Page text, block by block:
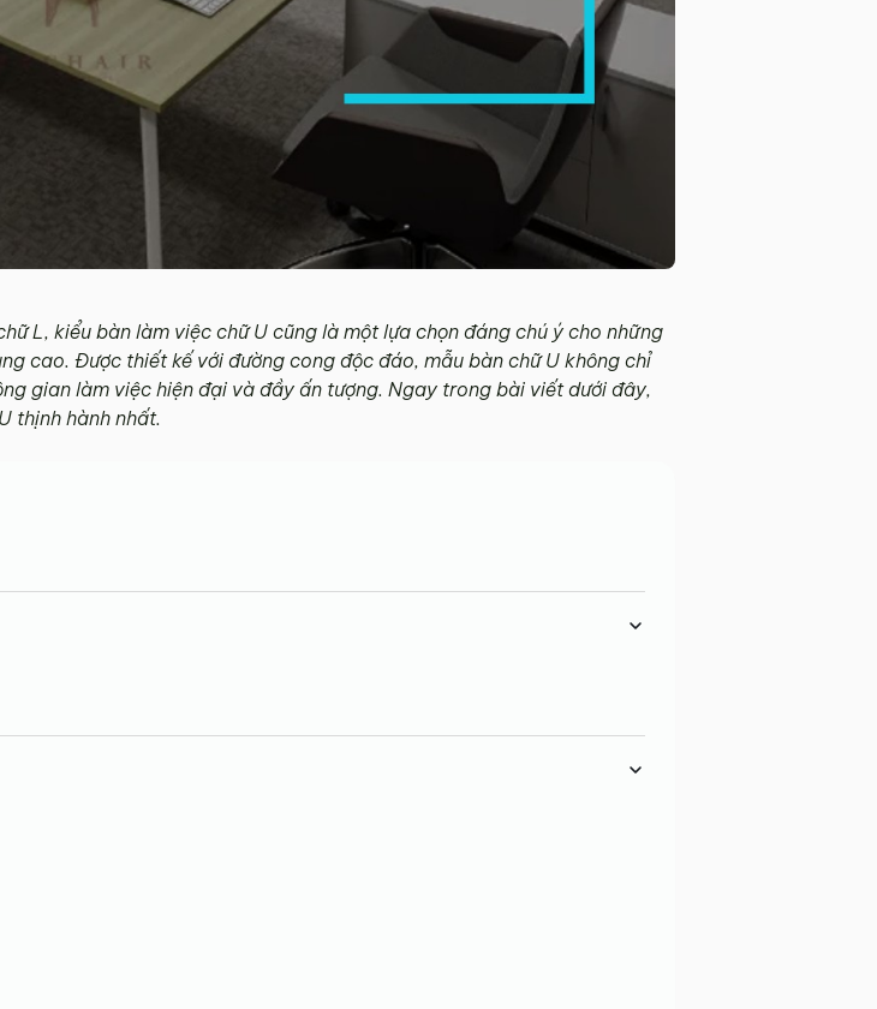
L, kiểu bàn làm việc chữ U cũng là một lựa chọn đáng chú ý cho những
cao. Được thiết kế với đường cong độc đáo, mẫu bàn chữ U không chỉ
gian làm việc hiện đại và đầy ấn tượng. Ngay trong bài viết dưới đây,
thịnh hành nhất.